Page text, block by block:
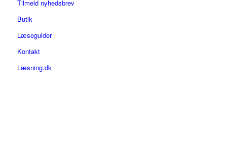
Tilmeld nyhedsbrev
Butik
Læseguider
Kontakt
Læsning.dk